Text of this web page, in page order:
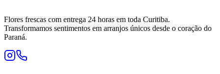
Flores frescas com entrega 24 horas em toda Curitiba.
Transformamos sentimentos em arranjos únicos desde o coração do
Paraná.